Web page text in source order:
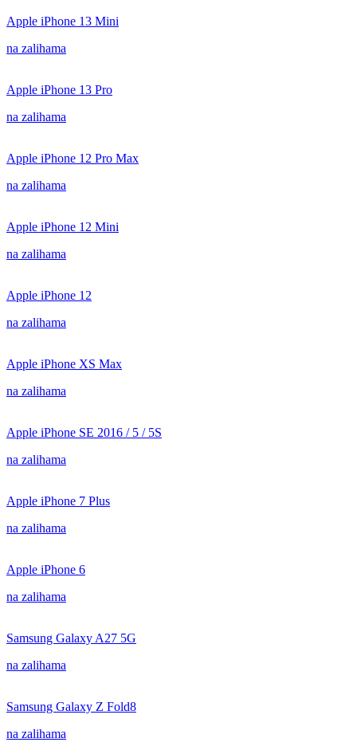
Apple iPhone 13 Mini
na zalihama
Apple iPhone 13 Pro
na zalihama
Apple iPhone 12 Pro Max
na zalihama
Apple iPhone 12 Mini
na zalihama
Apple iPhone 12
na zalihama
Apple iPhone XS Max
na zalihama
Apple iPhone SE 2016 / 5 / 5S
na zalihama
Apple iPhone 7 Plus
na zalihama
Apple iPhone 6
na zalihama
Samsung Galaxy A27 5G
na zalihama
Samsung Galaxy Z Fold8
na zalihama